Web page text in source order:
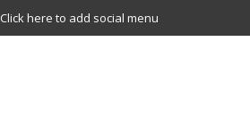
Click here to add social menu